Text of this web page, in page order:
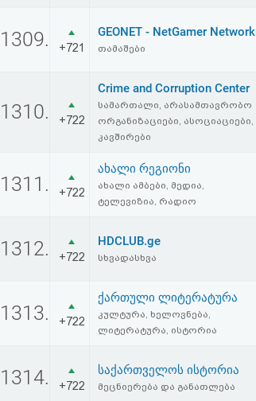
1309. +721
GEONET - NetGamer Network
თამაშები
1310. +722
Crime and Corruption Center
სამართალი, არასამთავრობო
ორგანიზაციები, ასოციაციები,
კავშირები
1311. +722
ახალი რეგიონი
ახალი ამბები, მედია,
ტელევიზია, რადიო
1312. +722
HDCLUB.ge
სხვადასხვა
1313. +722
ქართული ლიტერატურა
კულტურა, ხელოვნება,
ლიტერატურა, ისტორია
1314. +722
საქართველოს ისტორია
მეცნიერება და განათლება